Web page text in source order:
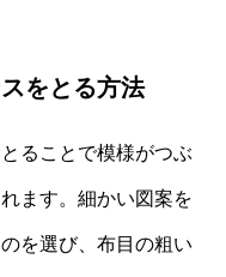
をとる方法
ることで模様がつぶ
ます。細かい図案を
を選び、布目の粗い